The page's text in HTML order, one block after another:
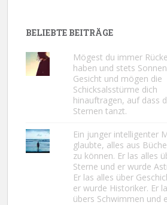
BELIEBTE BEITRÄGE
Mögest du immer
haben und stets
Gesicht und mögen die
Schicksalsstürme dich
hinauftragen, auf dass
Sternen tanzt.
Ein junger intelligenter
glaubte, alles aus
zu können. Er las alles
Sterne und er wurde
Er las alles über
er wurde Historiker. Er
übers Schwimmen und